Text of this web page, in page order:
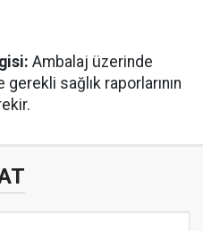
Ambalaj üzerinde
sağlık raporlarının